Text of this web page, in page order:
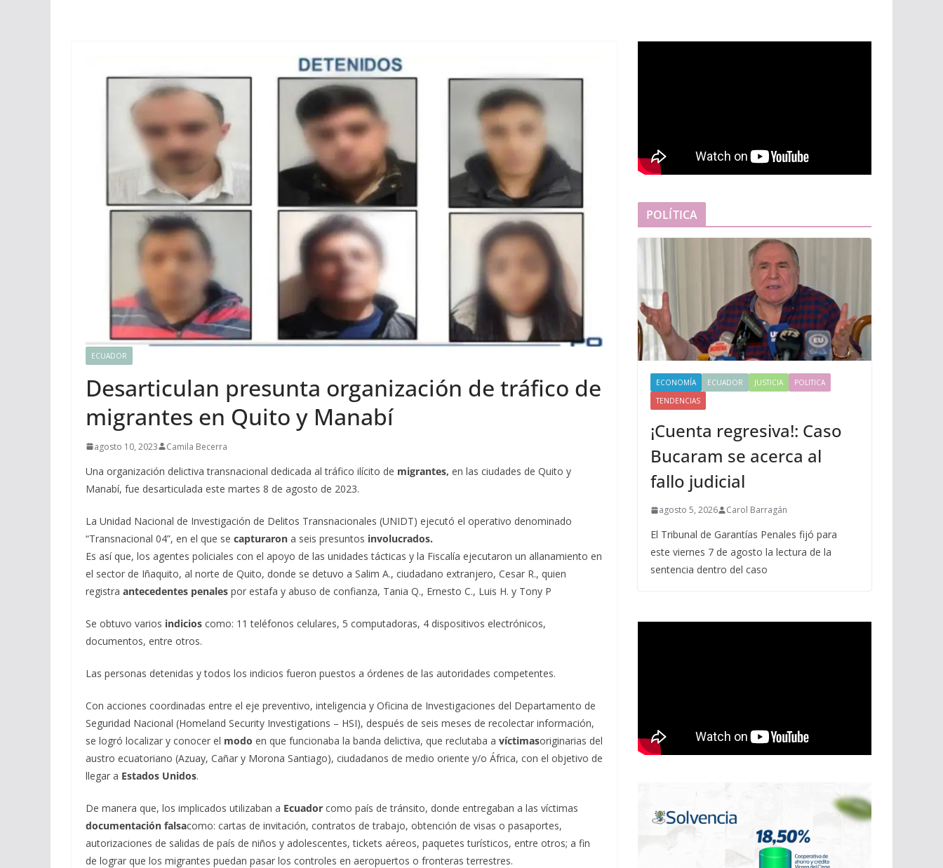
ECUADOR
Desarticulan presunta organización de tráfico de
migrantes en Quito y Manabí
agosto 10, 2023 Camila Becerra
Una organización delictiva transnacional dedicada al tráfico ilícito de migrantes, en las ciudades de Quito y
Manabí, fue desarticulada este martes 8 de agosto de 2023.
La Unidad Nacional de Investigación de Delitos Transnacionales (UNIDT) ejecutó el operativo denominado
“Transnacional 04”, en el que se capturaron a seis presuntos involucrados.
Es así que, los agentes policiales con el apoyo de las unidades tácticas y la Fiscalía ejecutaron un allanamiento en
el sector de Iñaquito, al norte de Quito, donde se detuvo a Salim A., ciudadano extranjero, Cesar R., quien
registra antecedentes penales por estafa y abuso de confianza, Tania Q., Ernesto C., Luis H. y Tony P
Se obtuvo varios indicios como: 11 teléfonos celulares, 5 computadoras, 4 dispositivos electrónicos,
documentos, entre otros.
Las personas detenidas y todos los indicios fueron puestos a órdenes de las autoridades competentes.
Con acciones coordinadas entre el eje preventivo, inteligencia y Oficina de Investigaciones del Departamento de
Seguridad Nacional (Homeland Security Investigations – HSI), después de seis meses de recolectar información,
se logró localizar y conocer el modo en que funcionaba la banda delictiva, que reclutaba a víctimasoriginarias del
austro ecuatoriano (Azuay, Cañar y Morona Santiago), ciudadanos de medio oriente y/o África, con el objetivo de
llegar a Estados Unidos.
De manera que, los implicados utilizaban a Ecuador como país de tránsito, donde entregaban a las víctimas
documentación falsacomo: cartas de invitación, contratos de trabajo, obtención de visas o pasaportes,
autorizaciones de salidas de país de niños y adolescentes, tickets aéreos, paquetes turísticos, entre otros; a fin
de lograr que los migrantes puedan pasar los controles en aeropuertos o fronteras terrestres.
POLÍTICA
ECONOMÍA ECUADOR JUSTICIA
POLITICA
TENDENCIAS
¡Cuenta regresiva!: Caso
Bucaram se acerca al
fallo judicial
agosto 5, 2026 Carol Barragán
El Tribunal de Garantías Penales fijó para
este viernes 7 de agosto la lectura de la
sentencia dentro del caso